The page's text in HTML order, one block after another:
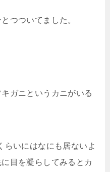
つついてました。
ガニというカニがいる
らいにはなにも居ないよ
目を凝らしてみるとカ